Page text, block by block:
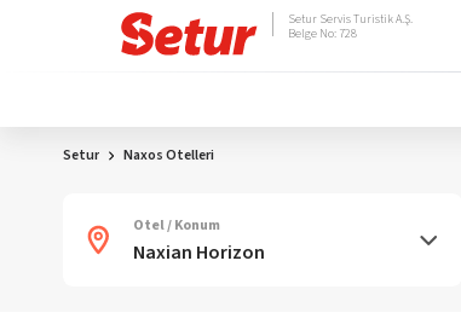
Setur Servis Turistik A.Ş.
Belge No: 728
Setur Naxos Otelleri
Otel / Konum